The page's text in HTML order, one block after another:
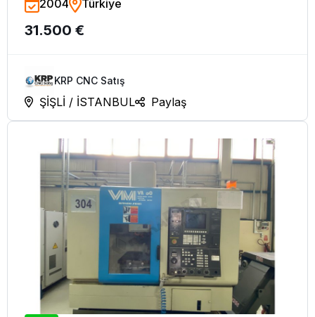
İşleme Merkezi-2004
2004 Türkiye
31.500 €
KRP CNC Satış
ŞİŞLİ / İSTANBUL Paylaş